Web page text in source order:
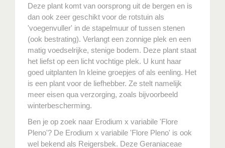
Deze plant komt van oorsprong uit de bergen en is
dan ook zeer geschikt voor de rotstuin als
'voegenvuller' in de stapelmuur of tussen stenen
(ook bestrating). Verlangt een zonnige plek en een
matig voedselrijke, stenige bodem. Deze plant staat
het liefst op een licht vochtige plek. U kunt haar
goed uitplanten In kleine groepjes of als eenling. Het
is een plant voor de liefhebber. Ze stelt namelijk
meer eisen qua verzorging, zoals bijvoorbeeld
winterbescherming.
Ben je op zoek naar Erodium x variabile 'Flore
Pleno'? De Erodium x variabile 'Flore Pleno' is ook
wel bekend als Reigersbek. Deze Geraniaceae